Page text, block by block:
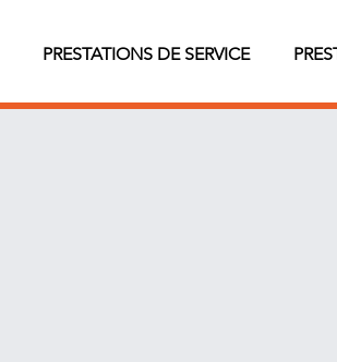
PRESTATIONS DE SERVICE